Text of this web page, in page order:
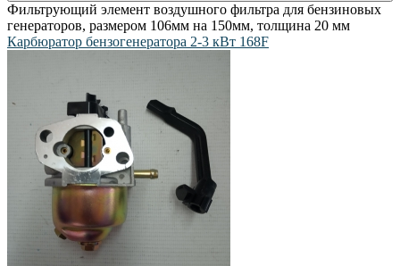
Фильтрующий элемент воздушного фильтра для бензиновых
генераторов, размером 106мм на 150мм, толщина 20 мм
Карбюратор бензогенератора 2-3 кВт 168F